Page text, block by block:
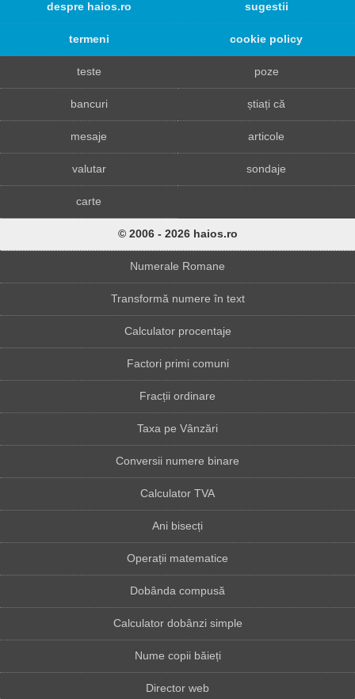
despre haios.ro sugestii
termeni cookie policy
teste poze
bancuri știați că
mesaje articole
valutar sondaje
carte
© 2006 - 2026 haios.ro
Numerale Romane
Transformă numere în text
Calculator procentaje
Factori primi comuni
Fracții ordinare
Taxa pe Vânzări
Conversii numere binare
Calculator TVA
Ani bisecți
Operații matematice
Dobânda compusă
Calculator dobânzi simple
Nume copii băieți
Director web